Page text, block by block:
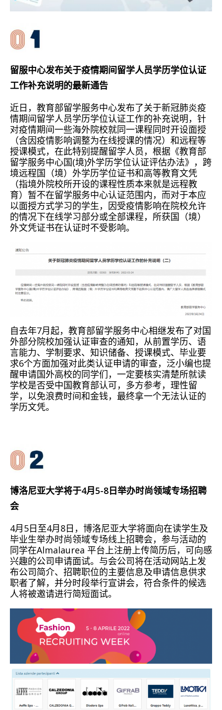
留服中心发布关于疫情期间留学人员学历学位认证
工作补充说明的最新通告
近日，教育部留学服务中心发布了关于新冠肺炎疫
情期间留学人员学历学位认证工作的补充说明，针
对疫情期间一些海外院校就同一课程同时开设面授
（含因疫情影响调整为在线授课的情况）和远程等
授课模式，在此特别提醒留学人员，根据《教育部
留学服务中心国(境)外学历学位认证评估办法》，跨
境远程国（境）外学历学位证书和高等教育文凭
（指境外院校所开设的课程性质本来就是远程教
育）暂不在留学服务中心认证范围内，而对于本应
以面授方式学习的学生，因受疫情影响在院校允许
的情况下在线学习部分或全部课程，所获国（境）
外文凭证书在认证时不受影响。
自去年7月起，教育部留学服务中心相继发布了对国
外部分院校加强认证审查的通知，从前置学历、语
言能力、学制要求、知识储备、授课模式、毕业要
求6个方面加强对此类认证申请的审查，泛小编也提
醒申请国外高校的同学们，一定要核实清楚所就读
学校是否受中国教育部认可，多方参考，理性留
学，以免浪费时间和金钱，最终拿一个无法认证的
学历文凭。
博洛尼亚大学将于4月5-8日举办时尚领域专场招聘
会
4月5日至4月8日，博洛尼亚大学将面向在读学生及
毕业生举办时尚领域专场线上招聘会，参与活动的
同学在Almalaurea 平台上注册上传简历后，可向感
兴趣的公司申请面试。与会公司将在活动网站上发
布公司简介、招聘职位的主要信息及申请信息供求
职者了解，并分时段举行宣讲会，符合条件的候选
人将被邀请进行简短面试。